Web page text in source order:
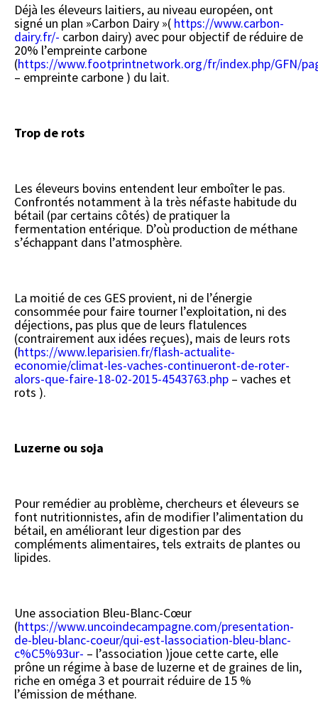
Déjà les éleveurs laitiers, au niveau européen, ont
signé un plan »Carbon Dairy »( https://www.carbon-
dairy.fr/- carbon dairy) avec pour objectif de réduire de
20% l’empreinte carbone
(https://www.footprintnetwork.org/fr/index.php/GFN/
– empreinte carbone ) du lait.
Trop de rots
Les éleveurs bovins entendent leur emboîter le pas.
Confrontés notamment à la très néfaste habitude du
bétail (par certains côtés) de pratiquer la
fermentation entérique. D’où production de méthane
s’échappant dans l’atmosphère.
La moitié de ces GES provient, ni de l’énergie
consommée pour faire tourner l’exploitation, ni des
déjections, pas plus que de leurs flatulences
(contrairement aux idées reçues), mais de leurs rots
(https://www.leparisien.fr/flash-actualite-
economie/climat-les-vaches-continueront-de-roter-
alors-que-faire-18-02-2015-4543763.php – vaches et
rots ).
Luzerne ou soja
Pour remédier au problème, chercheurs et éleveurs se
font nutritionnistes, afin de modifier l’alimentation du
bétail, en améliorant leur digestion par des
compléments alimentaires, tels extraits de plantes ou
lipides.
Une association Bleu-Blanc-Cœur
(https://www.uncoindecampagne.com/presentation-
de-bleu-blanc-coeur/qui-est-lassociation-bleu-blanc-
c%C5%93ur- – l’association )joue cette carte, elle
prône un régime à base de luzerne et de graines de lin,
riche en oméga 3 et pourrait réduire de 15 %
l’émission de méthane.